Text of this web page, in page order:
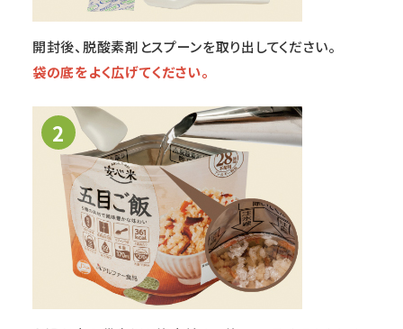
開封後、脱酸素剤とスプーンを取り出してください。
袋の底をよく広げてください。
2